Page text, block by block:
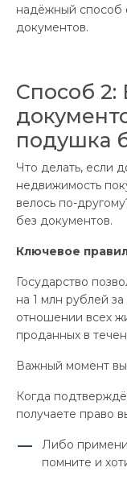
надёжный способ
документов.
Способ 2:
подушка
Что делать, если
недвижимость
велось по-
без документов.
Ключевое
Государство
на 1 млн рублей
отношении всех
проданных в
Важный момент
Когда
получаете право
Либо
помните и